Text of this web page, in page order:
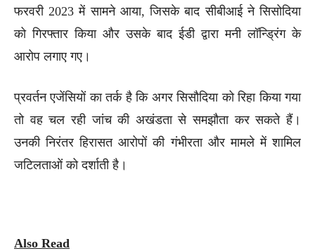
फरवरी 2023 में सामने आया, जिसके बाद सीबीआई ने सिसोदिया
को गिरफ्तार किया और उसके बाद ईडी द्वारा मनी लॉन्ड्रिंग के
आरोप लगाए गए।
प्रवर्तन एजेंसियों का तर्क है कि अगर सिसौदिया को रिहा किया गया
तो वह चल रही जांच की अखंडता से समझौता कर सकते हैं।
उनकी निरंतर हिरासत आरोपों की गंभीरता और मामले में शामिल
जटिलताओं को दर्शाती है।
Also Read